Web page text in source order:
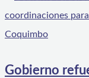
Gobierno